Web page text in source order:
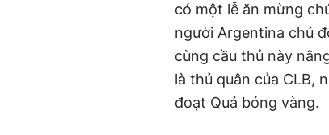
có một lễ ăn mừng
người Argentina chủ
cùng cầu thủ này
là thủ quân của CLB,
đoạt Quả bóng vàng.